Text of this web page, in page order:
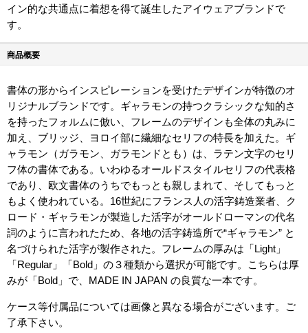
イン的な共通点に着想を得て誕生したアイウェアブランドで
す。
商品概要
書体の形からインスピレーションを受けたデザインが特徴のオ
リジナルブランドです。ギャラモンの持つクラシックな知的さ
を持ったフォルムに倣い、フレームのデザインも全体の丸みに
加え、ブリッジ、ヨロイ部に繊細なセリフの特長を加えた。ギ
ャラモン（ガラモン、ガラモンドとも）は、ラテン文字のセリ
フ体の書体である。いわゆるオールドスタイルセリフの代表格
であり、欧文書体のうちでもっとも親しまれて、そしてもっと
もよく使われている。16世紀にフランス人の活字鋳造業者、ク
ロード・ギャラモンが製造した活字がオールドローマンの代名
詞のように言われたため、各地の活字鋳造所で“ギャラモン” と
名づけられた活字が製作された。フレームの厚みは「Light」
「Regular」「Bold」の３種類から選択が可能です。こちらは厚
みが「Bold」で、MADE IN JAPAN の良質な一本です。
ケース等付属品については画像と異なる場合がございます。ご
了承下さい。